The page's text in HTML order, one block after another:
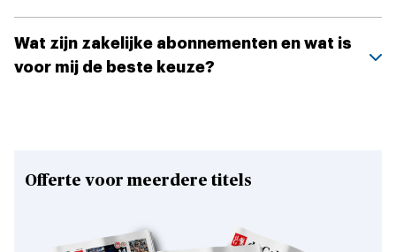
Wat zijn zakelijke abonnementen en wat is
voor mij de beste keuze?
Offerte voor meerdere titels